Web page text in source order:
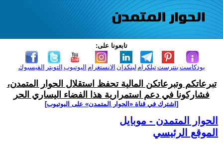
تابعونا على:
الفيسبوك التويتر اليوتيوب الانستغرام لينكدإن تيلكرامبنترست بودكاست
تبرعاتكم وتبرعاتكن المالية تحفظ استقلال الحوار المتمدن،
فشاركونا في دعم استمرارية هذا الفضاء اليساري الحر
[اشترك في قناة ‫«الحوار المتمدن» على اليوتيوب]
الحوار المتمدن - موبايل
الموقع الرئيسي